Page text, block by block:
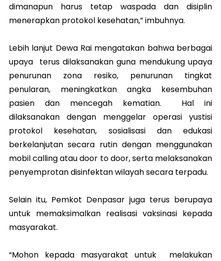
dimanapun harus tetap waspada dan disiplin
menerapkan protokol kesehatan,” imbuhnya.
Lebih lanjut Dewa Rai mengatakan bahwa berbagai
upaya terus dilaksanakan guna mendukung upaya
penurunan zona resiko, penurunan tingkat
penularan, meningkatkan angka kesembuhan
pasien dan mencegah kematian. Hal ini
dilaksanakan dengan menggelar operasi yustisi
protokol kesehatan, sosialisasi dan edukasi
berkelanjutan secara rutin dengan menggunakan
mobil calling atau door to door, serta melaksanakan
penyemprotan disinfektan wilayah secara terpadu.
Selain itu, Pemkot Denpasar juga terus berupaya
untuk memaksimalkan realisasi vaksinasi kepada
masyarakat.
“Mohon kepada masyarakat untuk melakukan